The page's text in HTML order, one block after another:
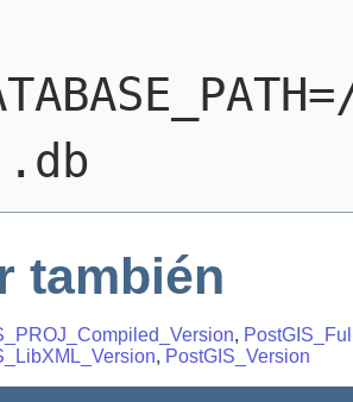
también
,
, PostGIS_Version